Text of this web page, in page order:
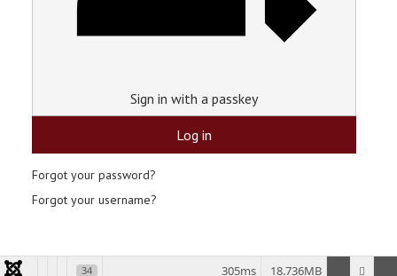
Sign in with a passkey
Log in
Forgot your password?
Forgot your username?
34 18.736MB
305ms